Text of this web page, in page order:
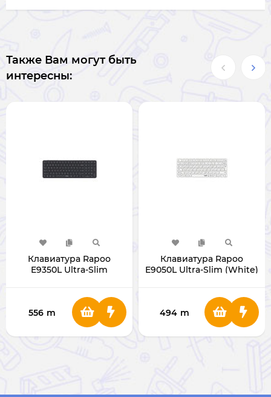
Также Вам могут быть
интересны:
Клавиатура Rapoo
E9350L Ultra-Slim
556 m
Клавиатура Rapoo
E9050L Ultra-Slim (White)
494 m